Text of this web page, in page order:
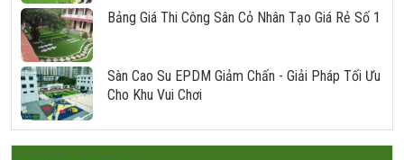
Bảng Giá Thi Công Sân Cỏ Nhân Tạo Giá Rẻ Số 1
Sàn Cao Su EPDM Giảm Chấn - Giải Pháp Tối Ưu
Cho Khu Vui Chơi